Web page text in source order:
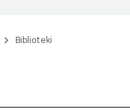
Biblioteki